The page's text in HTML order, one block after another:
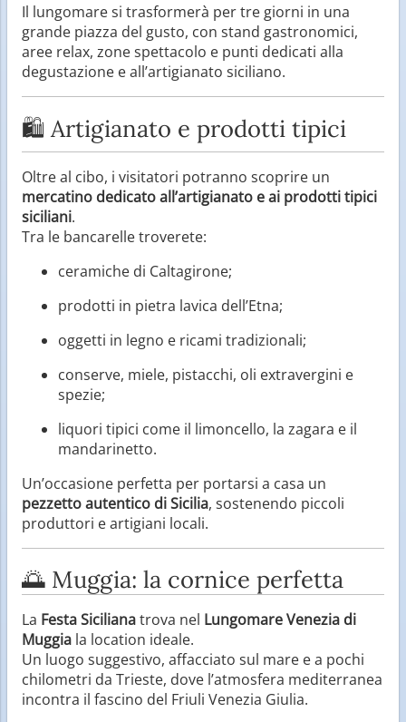
Il lungomare si trasformerà per tre giorni in una
grande piazza del gusto, con stand gastronomici,
aree relax, zone spettacolo e punti dedicati alla
degustazione e all’artigianato siciliano.
🛍️ Artigianato e prodotti tipici
Oltre al cibo, i visitatori potranno scoprire un
mercatino dedicato all’artigianato e ai prodotti tipici
siciliani.
Tra le bancarelle troverete:
ceramiche di Caltagirone;
prodotti in pietra lavica dell’Etna;
oggetti in legno e ricami tradizionali;
conserve, miele, pistacchi, oli extravergini e
spezie;
liquori tipici come il limoncello, la zagara e il
mandarinetto.
Un’occasione perfetta per portarsi a casa un
pezzetto autentico di Sicilia, sostenendo piccoli
produttori e artigiani locali.
🌅 Muggia: la cornice perfetta
La Festa Sicilianatrova nel Lungomare Venezia di
Muggia la location ideale.
Un luogo suggestivo, affacciato sul mare e a pochi
chilometri da Trieste, dove l’atmosfera mediterranea
incontra il fascino del Friuli Venezia Giulia.